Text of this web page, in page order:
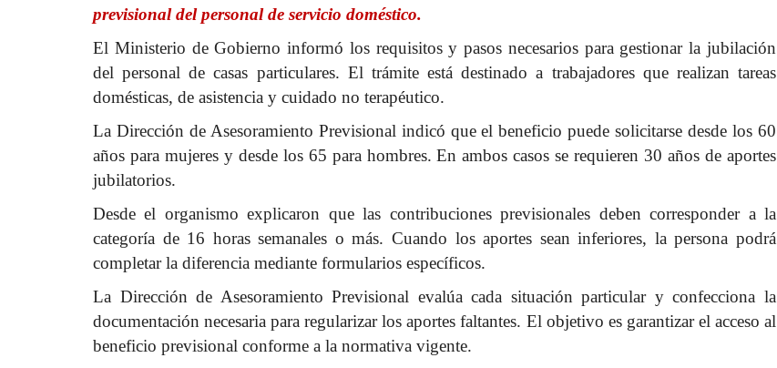
previsional del personal de servicio doméstico.
El Ministerio de Gobierno informó los requisitos y pasos necesarios para gestionar la jubilación
del personal de casas particulares. El trámite está destinado a trabajadores que realizan tareas
domésticas, de asistencia y cuidado no terapéutico.
La Dirección de Asesoramiento Previsional indicó que el beneficio puede solicitarse desde los 60
años para mujeres y desde los 65 para hombres. En ambos casos se requieren 30 años de aportes
jubilatorios.
Desde el organismo explicaron que las contribuciones previsionales deben corresponder a la
categoría de 16 horas semanales o más. Cuando los aportes sean inferiores, la persona podrá
completar la diferencia mediante formularios específicos.
La Dirección de Asesoramiento Previsional evalúa cada situación particular y confecciona la
documentación necesaria para regularizar los aportes faltantes. El objetivo es garantizar el acceso al
beneficio previsional conforme a la normativa vigente.